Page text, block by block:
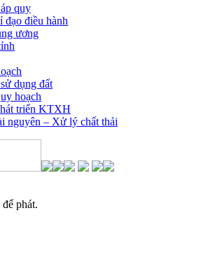
quy
đạo điều hành
ương
dụng đất
hoạch
triển KTXH
nguyên – Xử lý chất thải
phát.